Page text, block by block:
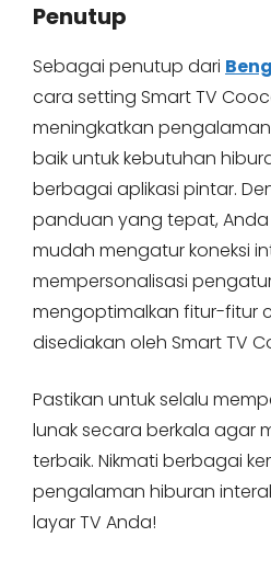
Penutup
Sebagai penutup dari
cara setting Smart TV
meningkatkan
baik untuk kebutuhan
berbagai aplikasi pintar.
panduan yang tepat,
mudah mengatur koneksi
mempersonalisasi
mengoptimalkan fitur-fitur
disediakan oleh Smart TV
Pastikan untuk selalu
lunak secara berkala agar
terbaik. Nikmati berbagai
pengalaman hiburan
layar TV Anda!